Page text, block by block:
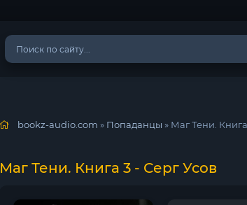
bookz-audio.com » Попаданцы » Маг Тени.
Маг Тени. Книга 3 - Серг Усов